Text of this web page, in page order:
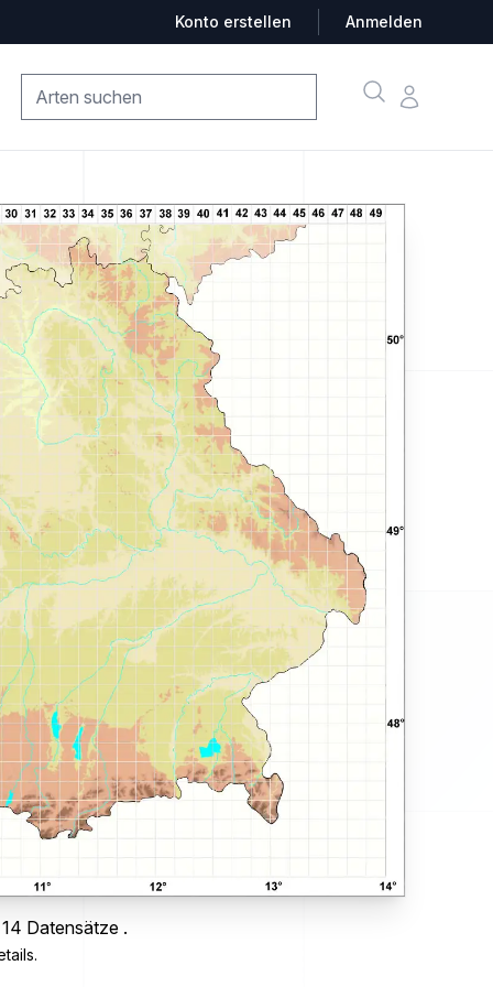
Konto erstellen Anmelden
SucheKonto
Datensätze .